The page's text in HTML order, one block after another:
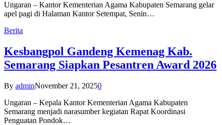
Ungaran – Kantor Kementerian Agama Kabupaten Semarang gelar
apel pagi di Halaman Kantor Setempat, Senin…
Berita
Kesbangpol Gandeng Kemenag Kab.
Semarang Siapkan Pesantren Award 2026
By adminNovember 21, 20250
Ungaran – Kepala Kantor Kementerian Agama Kabupaten
Semarang menjadi narasumber kegiatan Rapat Koordinasi
Penguatan Pondok…